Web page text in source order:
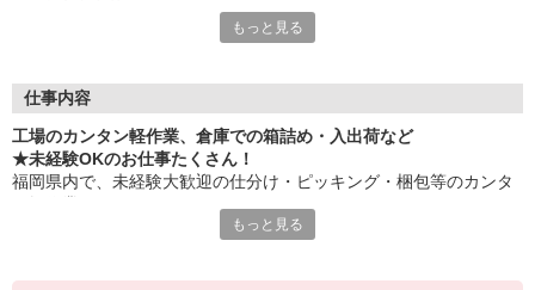
≪性別問わずご活躍中！≫
車通勤・バイク通勤OKも多数あり！「交通費支給OK！」
自宅から通いやすいお仕事お探しの方もぜひご登録下さい☆
勤務実績に応じて給与の一部を給料日前にお支払いOK
※原則月払いでの給与支払です。
もっと見る
仕事内容
工場のカンタン軽作業、倉庫での箱詰め・入出荷など
★未経験OKのお仕事たくさん！
福岡県内で、未経験大歓迎の仕分け・ピッキング・梱包等のカンタ
もっと見る